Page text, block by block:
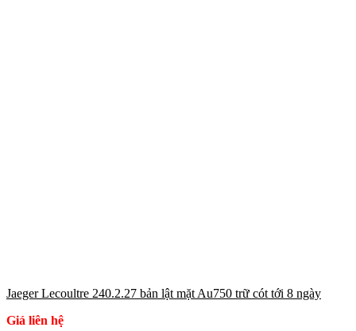
Jaeger Lecoultre 240.2.27 bản lật mặt Au750 trữ cót tới 8 ngày
Giá liên hệ